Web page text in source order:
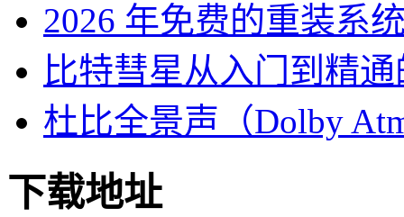
2026 年免费的重装系
比特彗星从入门到精
杜比全景声（Dolby
下载地址